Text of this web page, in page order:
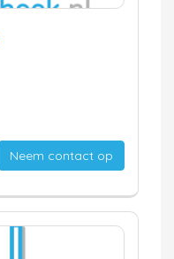
Neem contact op